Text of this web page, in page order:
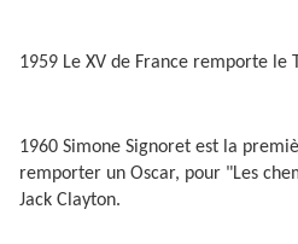
1959 Le XV de France remporte le
1960 Simone Signoret est la
remporter un Oscar, pour "Les
Jack Clayton.